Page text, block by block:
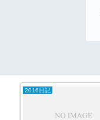
2016日記